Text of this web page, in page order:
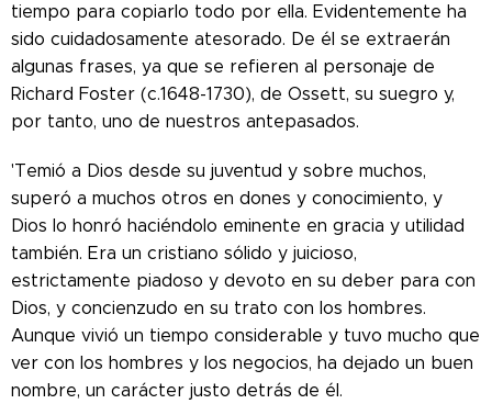
tiempo para copiarlo todo por ella. Evidentemente ha
sido cuidadosamente atesorado. De él se extraerán
algunas frases, ya que se refieren al personaje de
Richard Foster (c.1648-1730), de Ossett, su suegro y,
por tanto, uno de nuestros antepasados.
'Temió a Dios desde su juventud y sobre muchos,
superó a muchos otros en dones y conocimiento, y
Dios lo honró haciéndolo eminente en gracia y utilidad
también. Era un cristiano sólido y juicioso,
estrictamente piadoso y devoto en su deber para con
Dios, y concienzudo en su trato con los hombres.
Aunque vivió un tiempo considerable y tuvo mucho que
ver con los hombres y los negocios, ha dejado un buen
nombre, un carácter justo detrás de él.